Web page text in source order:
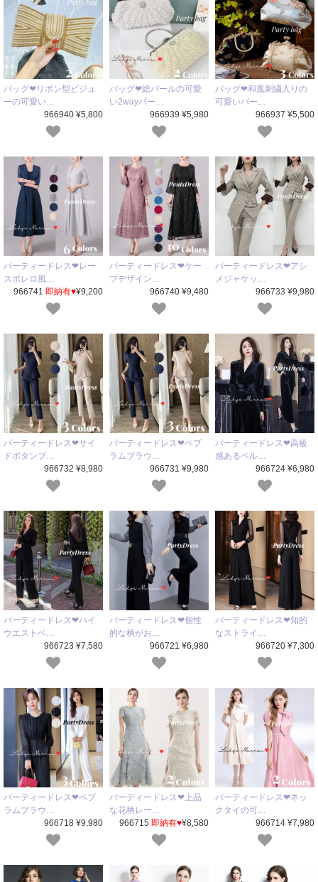
バッグ❤リボン型ビジュ
ーの可愛い…
966940 ¥5,800
バッグ❤総パールの可愛
い2wayパー…
966939 ¥5,980
バッグ❤和風刺繍入りの
可愛いパー…
966937 ¥5,500
パーティードレス❤レー
スボレロ風…
966741即納有♥¥9,200
パーティードレス❤ケー
プデザイン…
966740 ¥9,480
パーティードレス❤アシ
メジャケッ…
966733 ¥9,980
パーティードレス❤サイ
ドボタンブ…
966732 ¥8,980
パーティードレス❤ペプ
ラムブラウ…
966731 ¥9,980
パーティードレス❤高級
感あるベル…
966724 ¥6,980
パーティードレス❤ハイ
ウエストベ…
966723 ¥7,580
パーティードレス❤個性
的な柄がお…
966721 ¥6,980
パーティードレス❤知的
なストライ…
966720 ¥7,300
パーティードレス❤ペプ
ラムブラウ…
966718 ¥9,980
パーティードレス❤上品
な花柄レー…
966715 即納有♥¥8,580
パーティードレス❤ネッ
クタイの可…
966714 ¥7,980